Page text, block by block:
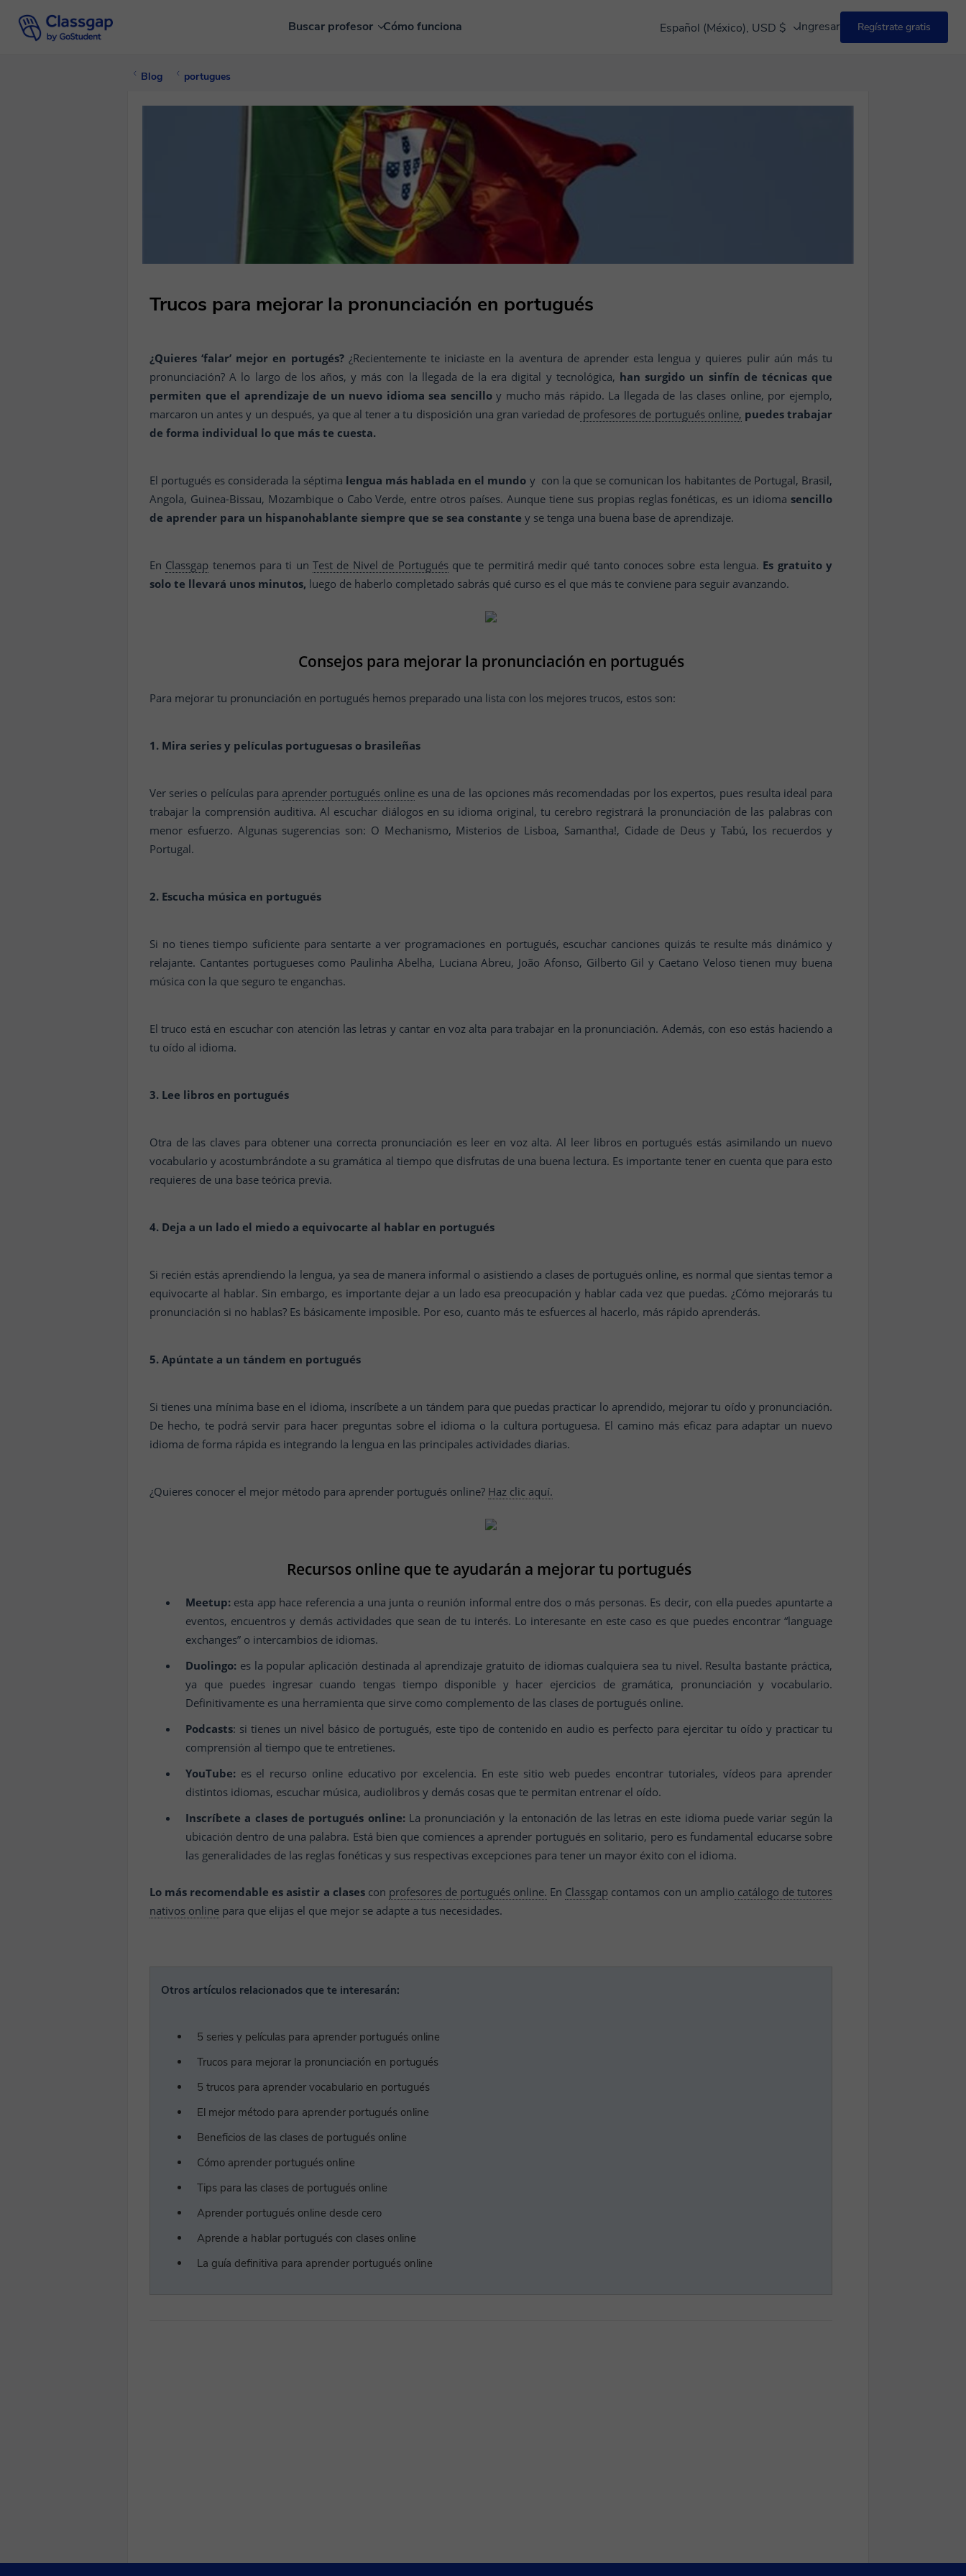
Buscar profesor Cómo funciona Español (México), USD $ Ingresar Regístrate gratis
Blog portugues
Trucos para mejorar la pronunciación en portugués
¿Quieres ‘falar’ mejor en portugés?¿Recientemente te iniciaste en la aventura de aprender esta lengua y quieres pulir aún más tu
pronunciación? A lo largo de los años, y más con la llegada de la era digital y tecnológica, han surgido un sinfín de técnicas que
permiten que el aprendizaje de un nuevo idioma sea sencilloy mucho más rápido. La llegada de las clases online, por ejemplo,
marcaron un antes y un después, ya que al tener a tu disposición una gran variedad de profesores de portugués online, puedes trabajar
de forma individual lo que más te cuesta.
El portugués es considerada la séptima lengua más hablada en el mundo y con la que se comunican los habitantes de Portugal, Brasil,
Angola, Guinea-Bissau, Mozambique o Cabo Verde, entre otros países. Aunque tiene sus propias reglas fonéticas, es un idioma sencillo
de aprender para un hispanohablante siempre que se sea constante y se tenga una buena base de aprendizaje.
En Classgap tenemos para ti unTest de Nivel de Portuguésque te permitirá medir qué tanto conoces sobre esta lengua. Es gratuito y
solo te llevará unos minutos, luego de haberlo completado sabrás qué curso es el que más te conviene para seguir avanzando.
Consejos para mejorar la pronunciación en portugués
Para mejorar tu pronunciación en portugués hemos preparado una lista con los mejores trucos, estos son:
1. Mira series y películas portuguesas o brasileñas
Ver series o películas para aprender portugués onlinees una de las opciones más recomendadas por los expertos, pues resulta ideal para
trabajar la comprensión auditiva. Al escuchar diálogos en su idioma original, tu cerebro registrará la pronunciación de las palabras con
menor esfuerzo. Algunas sugerencias son: O Mechanismo, Misterios de Lisboa, Samantha!, Cidade de Deus y Tabú, los recuerdos y
Portugal.
2. Escucha música en portugués
Si no tienes tiempo suficiente para sentarte a ver programaciones en portugués, escuchar canciones quizás te resulte más dinámico y
relajante. Cantantes portugueses como Paulinha Abelha, Luciana Abreu, João Afonso, Gilberto Gil y Caetano Veloso tienen muy buena
música con la que seguro te enganchas.
El truco está en escuchar con atención las letras y cantar en voz alta para trabajar en la pronunciación. Además, con eso estás haciendo a
tu oído al idioma.
3. Lee libros en portugués
Otra de las claves para obtener una correcta pronunciación es leer en voz alta. Al leer libros en portugués estás asimilando un nuevo
vocabulario y acostumbrándote a su gramática al tiempo que disfrutas de una buena lectura. Es importante tener en cuenta que para esto
requieres de una base teórica previa.
4. Deja a un lado el miedo a equivocarte al hablar en portugués
Si recién estás aprendiendo la lengua, ya sea de manera informal o asistiendo a clases de portugués online, es normal que sientas temor a
equivocarte al hablar. Sin embargo, es importante dejar a un lado esa preocupación y hablar cada vez que puedas. ¿Cómo mejorarás tu
pronunciación si no hablas? Es básicamente imposible. Por eso, cuanto más te esfuerces al hacerlo, más rápido aprenderás.
5. Apúntate a un tándem en portugués
Si tienes una mínima base en el idioma, inscríbete a un tándem para que puedas practicar lo aprendido, mejorar tu oído y pronunciación.
De hecho, te podrá servir para hacer preguntas sobre el idioma o la cultura portuguesa. El camino más eficaz para adaptar un nuevo
idioma de forma rápida es integrando la lengua en las principales actividades diarias.
¿Quieres conocer el mejor método para aprender portugués online? Haz clic aquí.
Recursos online que te ayudarán a mejorar tu portugués
Meetup: esta app hace referencia a una junta o reunión informal entre dos o más personas. Es decir, con ella puedes apuntarte a
eventos, encuentros y demás actividades que sean de tu interés. Lo interesante en este caso es que puedes encontrar “language
exchanges” o intercambios de idiomas.
Duolingo: es la popular aplicación destinada al aprendizaje gratuito de idiomas cualquiera sea tu nivel. Resulta bastante práctica,
ya que puedes ingresar cuando tengas tiempo disponible y hacer ejercicios de gramática, pronunciación y vocabulario.
Definitivamente es una herramienta que sirve como complemento de las clases de portugués online.
Podcasts: si tienes un nivel básico de portugués, este tipo de contenido en audio es perfecto para ejercitar tu oído y practicar tu
comprensión al tiempo que te entretienes.
YouTube: es el recurso online educativo por excelencia. En este sitio web puedes encontrar tutoriales, vídeos para aprender
distintos idiomas, escuchar música, audiolibros y demás cosas que te permitan entrenar el oído.
Inscríbete a clases de portugués online:La pronunciación y la entonación de las letras en este idioma puede variar según la
ubicación dentro de una palabra. Está bien que comiences a aprender portugués en solitario, pero es fundamental educarse sobre
las generalidades de las reglas fonéticas y sus respectivas excepciones para tener un mayor éxito con el idioma.
Lo más recomendable es asistir a clasescon profesores de portugués online. En Classgap contamos con un amplio catálogo de tutores
nativos online para que elijas el que mejor se adapte a tus necesidades.
Otros artículos relacionados que te interesarán:
5 series y películas para aprender portugués online
Trucos para mejorar la pronunciación en portugués
5 trucos para aprender vocabulario en portugués
El mejor método para aprender portugués online
Beneficios de las clases de portugués online
Cómo aprender portugués online
Tips para las clases de portugués online
Aprender portugués online desde cero
Aprende a hablar portugués con clases online
La guía definitiva para aprender portugués online